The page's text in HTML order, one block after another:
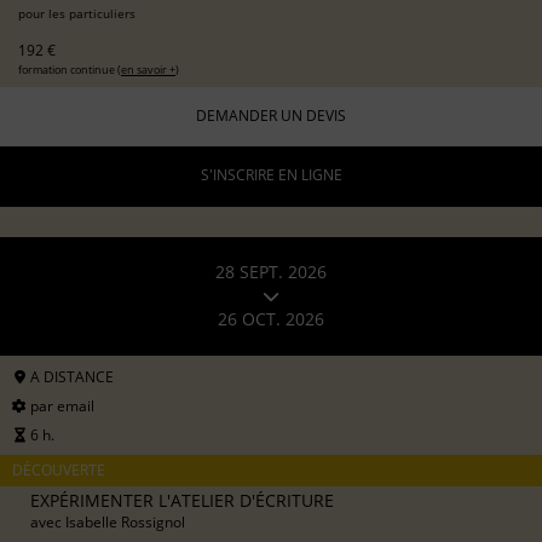
pour les particuliers
192 €
formation continue (en savoir +)
DEMANDER UN DEVIS
S'INSCRIRE EN LIGNE
28 SEPT. 2026
26 OCT. 2026
A DISTANCE
par email
6 h.
DÉCOUVERTE
EXPÉRIMENTER L'ATELIER D'ÉCRITURE
avec Isabelle Rossignol